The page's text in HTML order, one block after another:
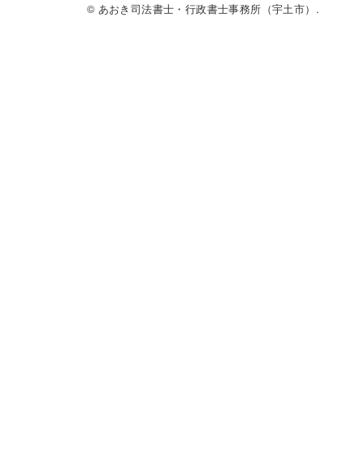
© あおき司法書士・行政書士事務所（宇土市）.